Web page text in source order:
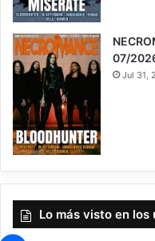
07/
Jul 31,
Lo más visto en los